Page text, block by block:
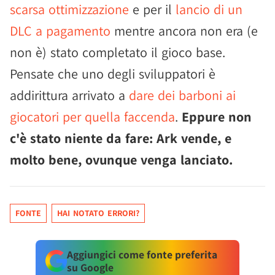
scarsa ottimizzazione e per il lancio di un
DLC a pagamento mentre ancora non era (e
non è) stato completato il gioco base.
Pensate che uno degli sviluppatori è
addirittura arrivato a dare dei barboni ai
giocatori per quella faccenda. Eppure non
c'è stato niente da fare: Ark vende, e
molto bene, ovunque venga lanciato.
FONTE HAI NOTATO ERRORI?
Aggiungici come fonte preferita
su Google